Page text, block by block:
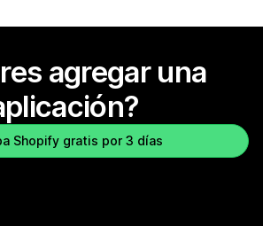
agregar una
Shopify gratis por 3 días